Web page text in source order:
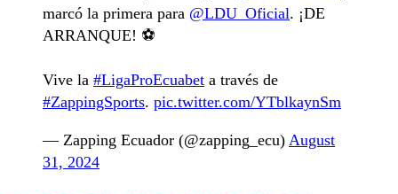
marcó la primera para @LDU_Oficial. ¡DE
ARRANQUE! ⚽️
Vive la #LigaProEcuabet a través de
#ZappingSports. pic.twitter.com/YTblkaynSm
— Zapping Ecuador (@zapping_ecu) August
31, 2024